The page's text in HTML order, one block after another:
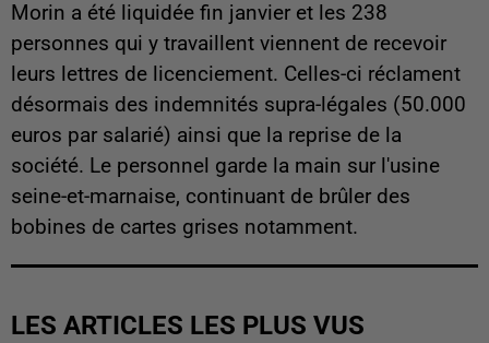
Morin a été liquidée fin janvier et les 238
personnes qui y travaillent viennent de recevoir
leurs lettres de licenciement. Celles-ci réclament
désormais des indemnités supra-légales (50.000
euros par salarié) ainsi que la reprise de la
société. Le personnel garde la main sur l'usine
seine-et-marnaise, continuant de brûler des
bobines de cartes grises notamment.
LES ARTICLES LES PLUS VUS